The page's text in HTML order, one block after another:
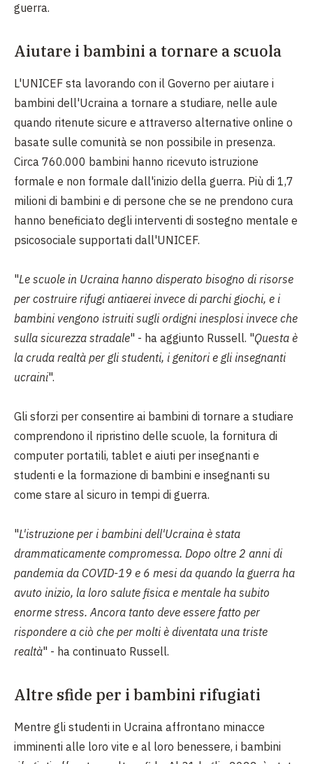
guerra.
Aiutare i bambini a tornare a scuola
L'UNICEF sta lavorando con il Governo per aiutare i
bambini dell'Ucraina a tornare a studiare, nelle aule
quando ritenute sicure e attraverso alternative online o
basate sulle comunità se non possibile in presenza.
Circa 760.000 bambini hanno ricevuto istruzione
formale e non formale dall'inizio della guerra. Più di 1,7
milioni di bambini e di persone che se ne prendono cura
hanno beneficiato degli interventi di sostegno mentale e
psicosociale supportati dall'UNICEF.
"Le scuole in Ucraina hanno disperato bisogno di risorse
per costruire rifugi antiaerei invece di parchi giochi, e i
bambini vengono istruiti sugli ordigni inesplosi invece che
sulla sicurezza stradale" - ha aggiunto Russell. "Questa è
la cruda realtà per gli studenti, i genitori e gli insegnanti
ucraini".
Gli sforzi per consentire ai bambini di tornare a studiare
comprendono il ripristino delle scuole, la fornitura di
computer portatili, tablet e aiuti per insegnanti e
studenti e la formazione di bambini e insegnanti su
come stare al sicuro in tempi di guerra.
"L'istruzione per i bambini dell'Ucraina è stata
drammaticamente compromessa. Dopo oltre 2 anni di
pandemia da COVID-19 e 6 mesi da quando la guerra ha
avuto inizio, la loro salute fisica e mentale ha subito
enorme stress. Ancora tanto deve essere fatto per
rispondere a ciò che per molti è diventata una triste
realtà" - ha continuato Russell.
Altre sfide per i bambini rifugiati
Mentre gli studenti in Ucraina affrontano minacce
imminenti alle loro vite e al loro benessere, i bambini